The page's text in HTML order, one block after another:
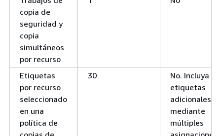
copia de
seguridad y
copia
simultáneos
por recurso
Etiquetas
por recurso
seleccionado
en una
política de
30
No. Incluya
etiquetas
adicionales
mediante
múltiples